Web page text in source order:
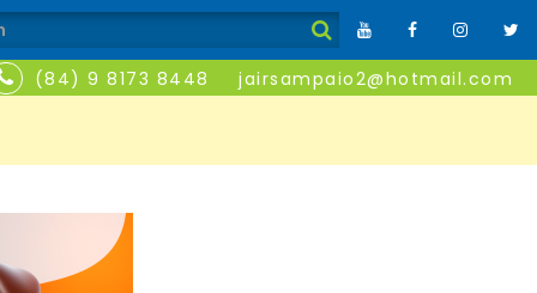
(84) 9 8173 8448 jairsampaio2@hotmail.com